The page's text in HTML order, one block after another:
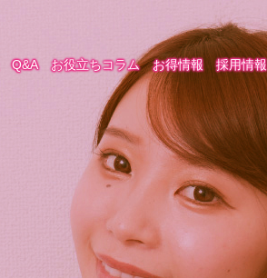
Q&A お役立ちコラム お得情報 採用情報